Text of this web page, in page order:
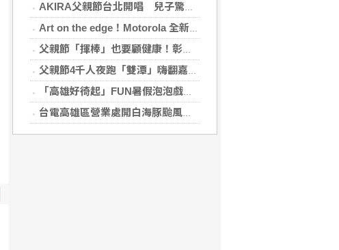
AKIRA父親節台北開唱 兒子驚喜獻聲「爸爸I Love You」
Art on the edge！Motorola 全新 edge 70 pro 纖薄登場 「電量王者，軍規耐用」moto g37 power 同步亮相
父親節「揮棒」也要顧健康！彰基現身原民壘球賽
父親節4千人夜跑「雙潭」嗨翻嘉義 黃敏惠鳴槍：運動打造幸福城市
「高雄好徛起」FUN暑假泡泡戲水樂園開張囉
台電高雄區營業處開白海豚颱風災害整備會議